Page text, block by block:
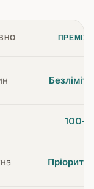
ПРЕМІУМ
100+